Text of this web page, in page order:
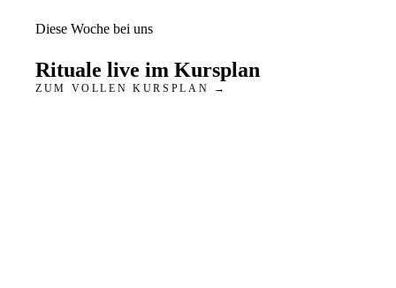
Diese Woche bei uns
Rituale live im Kursplan
ZUM VOLLEN KURSPLAN →